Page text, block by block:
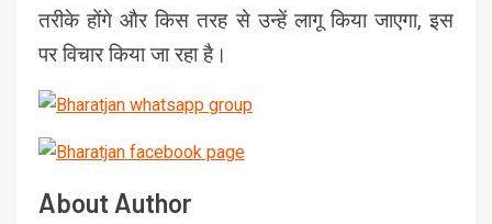
तरीके होंगे और किस तरह से उन्हें लागू किया जाएगा, इस
पर विचार किया जा रहा है।
About Author